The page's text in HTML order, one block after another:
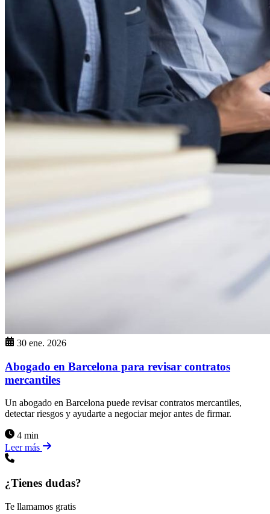
30 ene. 2026
Abogado en Barcelona para revisar contratos
mercantiles
Un abogado en Barcelona puede revisar contratos mercantiles,
detectar riesgos y ayudarte a negociar mejor antes de firmar.
4 min
Leer más
¿Tienes dudas?
Te llamamos gratis